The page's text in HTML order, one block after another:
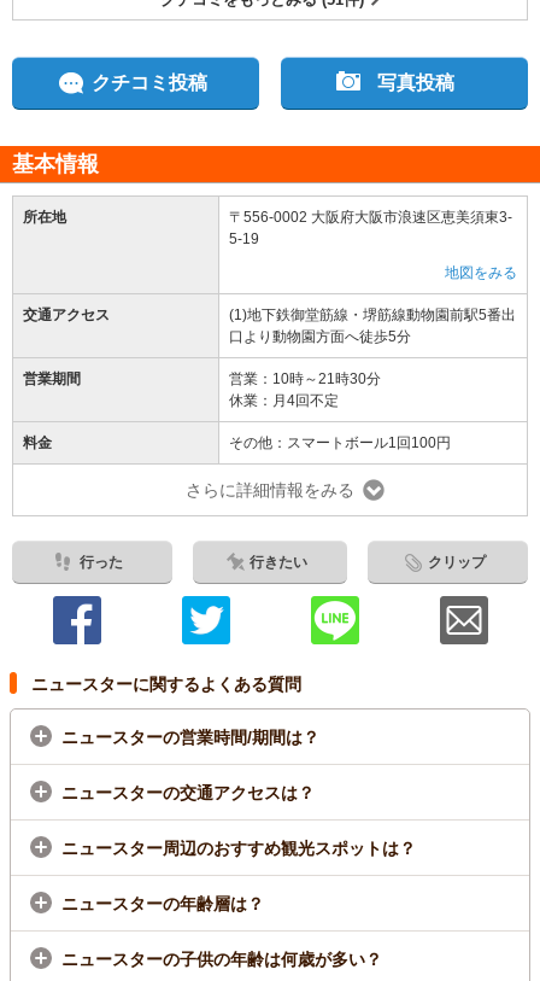
クチコミ投稿 写真投稿
基本情報
所在地
〒556-0002 大阪府大阪市浪速区恵美須東3-
5-19
地図をみる
交通アクセス
(1)地下鉄御堂筋線・堺筋線動物園前駅5番出
口より動物園方面へ徒歩5分
営業期間
営業：10時～21時30分
休業：月4回不定
料金 その他：スマートボール1回100円
さらに詳細情報をみる
行った 行きたい クリップ
ニュースターに関するよくある質問
ニュースターの営業時間/期間は？
ニュースターの交通アクセスは？
ニュースター周辺のおすすめ観光スポットは？
ニュースターの年齢層は？
ニュースターの子供の年齢は何歳が多い？